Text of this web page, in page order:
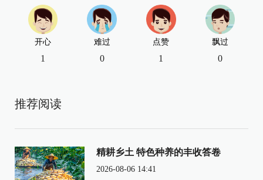
开心
1
难过
0
点赞
1
飘过
0
推荐阅读
精耕乡土 特色种养的丰收答卷
2026-08-06 14:41